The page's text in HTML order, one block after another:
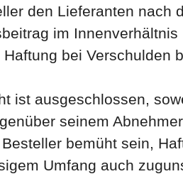
den Lieferanten nach
im
bei Verschulden
ist ausgeschlossen,
seinem
bemüht sein,
Umfang auch